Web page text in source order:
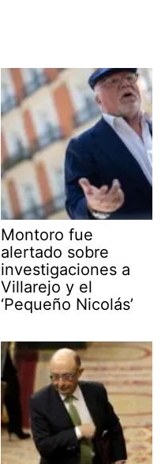
Montoro fue
alertado sobre
investigaciones a
Villarejo y el
‘Pequeño Nicolás’